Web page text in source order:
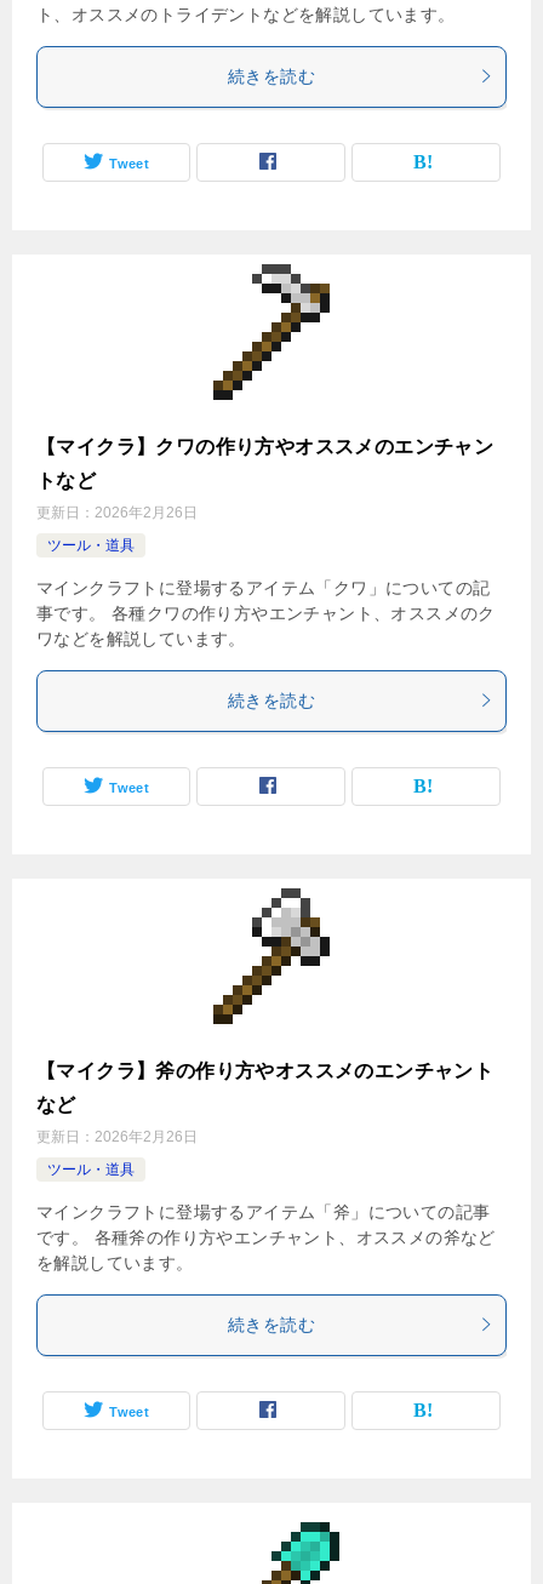
ト、オススメのトライデントなどを解説しています。
続きを読む
Tweet
【マイクラ】クワの作り方やオススメのエンチャン
トなど
更新日： 2026年2月26日
ツール・道具
マインクラフトに登場するアイテム「クワ」についての記
事です。 各種クワの作り方やエンチャント、オススメのク
ワなどを解説しています。
続きを読む
Tweet
【マイクラ】斧の作り方やオススメのエンチャント
など
更新日： 2026年2月26日
ツール・道具
マインクラフトに登場するアイテム「斧」についての記事
です。 各種斧の作り方やエンチャント、オススメの斧など
を解説しています。
続きを読む
Tweet